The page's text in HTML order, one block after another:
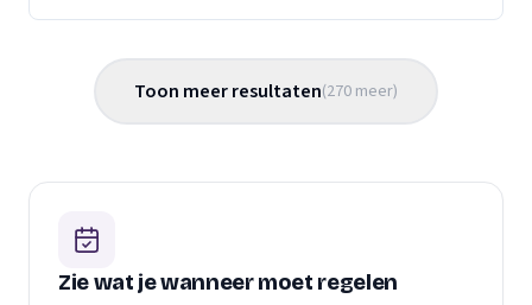
Toon meer resultaten(270 meer)
Zie wat je wanneer moet regelen